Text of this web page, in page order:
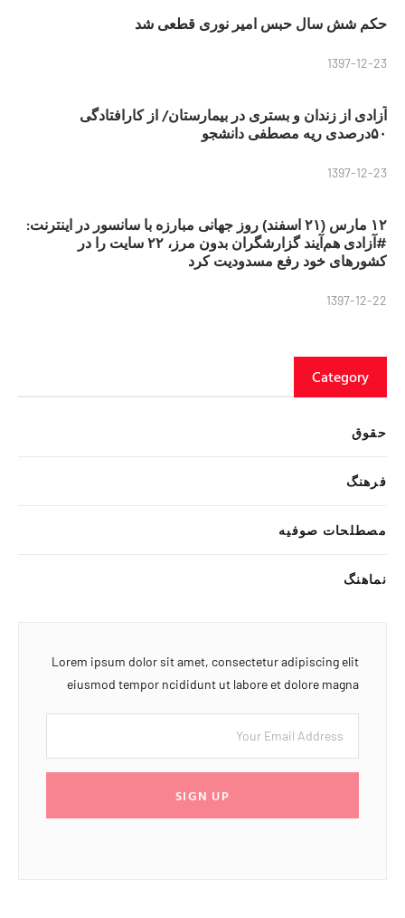
حکم شش سال حبس امیر نوری قطعی شد
1397-12-23
آزادی از زندان و بستری در بیمارستان/ از کارافتادگی
۵۰درصدی ریه مصطفی دانشجو
1397-12-23
۱۲ مارس (۲۱ اسفند) روز جهانی مبارزه با سانسور در اینترنت:
#آزادی هم‌آیند گزارشگران‌ بدون مرز، ۲۲ سایت را در
کشورهای خود رفع مسدودیت کرد
1397-12-22
Category
حقوق
فرهنگ
مصطلحات صوفیه
نماهنگ
Lorem ipsum dolor sit amet, consectetur adipiscing elit
eiusmod tempor ncididunt ut labore et dolore magna
SIGN UP